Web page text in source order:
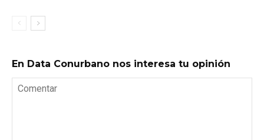
En Data Conurbano nos interesa tu opinión